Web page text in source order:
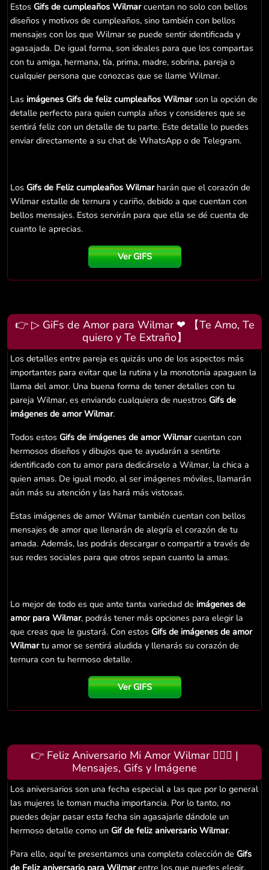
Estos Gifs de cumpleaños Wilmarcuentan no solo con bellos
diseños y motivos de cumpleaños, sino también con bellos
mensajes con los que Wilmar se puede sentir identificada y
agasajada. De igual forma, son ideales para que los compartas
con tu amiga, hermana, tía, prima, madre, sobrina, pareja o
cualquier persona que conozcas que se llame Wilmar.
Las imágenes Gifs de feliz cumpleaños Wilmarson la opción de
detalle perfecto para quien cumpla años y consideres que se
sentirá feliz con un detalle de tu parte. Este detalle lo puedes
enviar directamente a su chat de WhatsApp o de Telegram.
Los Gifs de Feliz cumpleaños Wilmarharán que el corazón de
Wilmar estalle de ternura y cariño, debido a que cuentan con
bellos mensajes. Estos servirán para que ella se dé cuenta de
cuanto le aprecias.
Ver GIFS
👉 ▷ GiFs de Amor para Wilmar ❤ 【Te Amo, Te
quiero y Te Extraño】
Los detalles entre pareja es quizás uno de los aspectos más
importantes para evitar que la rutina y la monotonía apaguen la
llama del amor. Una buena forma de tener detalles con tu
pareja Wilmar, es enviando cualquiera de nuestros Gifs de
imágenes de amor Wilmar.
Todos estos Gifs de imágenes de amor Wilmarcuentan con
hermosos diseños y dibujos que te ayudarán a sentirte
identificado con tu amor para dedicárselo a Wilmar, la chica a
quien amas. De igual modo, al ser imágenes móviles, llamarán
aún más su atención y las hará más vistosas.
Estas imágenes de amor Wilmar también cuentan con bellos
mensajes de amor que llenarán de alegría el corazón de tu
amada. Además, las podrás descargar o compartir a través de
sus redes sociales para que otros sepan cuanto la amas.
Lo mejor de todo es que ante tanta variedad de imágenes de
amor para Wilmar, podrás tener más opciones para elegir la
que creas que le gustará. Con estos Gifs de imágenes de amor
Wilmartu amor se sentirá aludida y llenarás su corazón de
ternura con tu hermoso detalle.
Ver GIFS
👉 Feliz Aniversario Mi Amor Wilmar 👨‍❤️‍👨 |
Mensajes, Gifs y Imágene
Los aniversarios son una fecha especial a las que por lo general
las mujeres le toman mucha importancia. Por lo tanto, no
puedes dejar pasar esta fecha sin agasajarle dándole un
hermoso detalle como un Gif de feliz aniversario Wilmar.
Para ello, aquí te presentamos una completa colección de Gifs